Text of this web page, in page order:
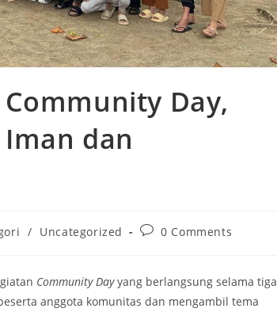
Day,
dan
/ Uncategorized
Post0 Comments
Community Dayyang berlangsung selama tiga
anggota komunitas dan mengambil tema